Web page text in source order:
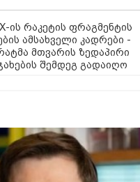
ის რაკეტის ფრაგმენტის
ამსახველი კადრები -
მთვარის ზედაპირი
შემდეგ გადაიღო